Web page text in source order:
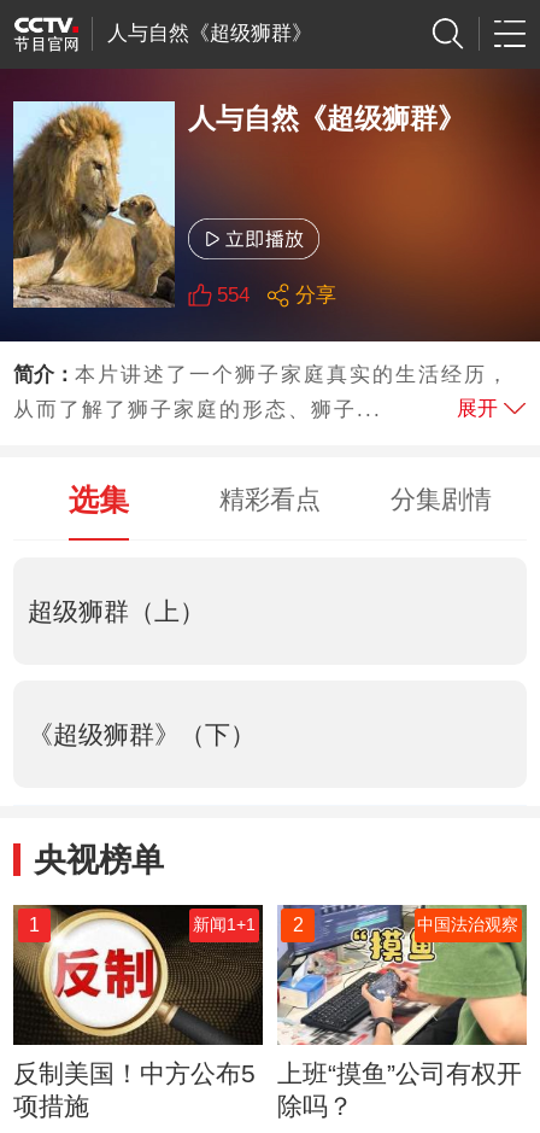
人与自然《超级狮群》
人与自然《超级狮群》
554 分享
简介：本片讲述了一个狮子家庭真实的生活经历，
从而了解了狮子家庭的形态、狮子...
展开
选集 精彩看点 分集剧情
超级狮群（上）
《超级狮群》（下）
央视榜单
1 新闻1+1
反制美国！中方公布5
项措施
2 中国法治观察
上班“摸鱼”公司有权开
除吗？